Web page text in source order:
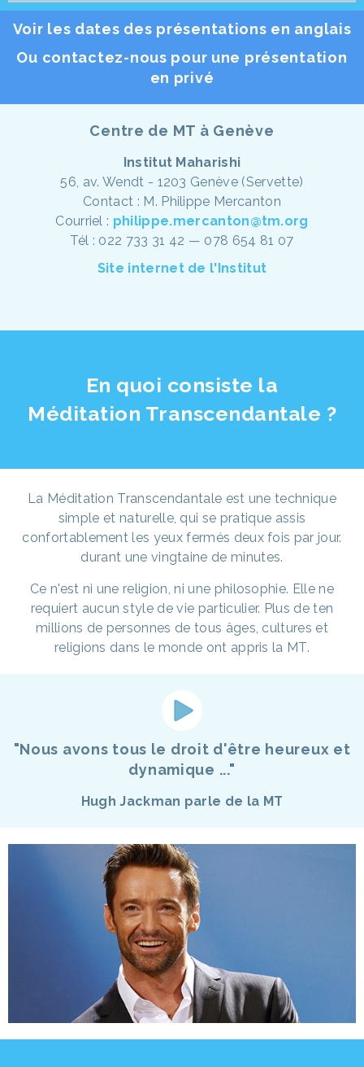
Voir les dates des présentations en anglais
Ou contactez-nous pour une présentation
en privé
Centre de MT à Genève
Institut Maharishi
56, av. Wendt - 1203 Genève (Servette)
Contact : M. Philippe Mercanton
Courriel : philippe.mercanton@tm.org
Tél : 022 733 31 42 — 078 654 81 07
Site internet de l'Institut
En quoi consiste la
Méditation Transcendantale ?
La Méditation Transcendantale est une technique
simple et naturelle, qui se pratique assis
confortablement les yeux fermés deux fois par jour.
durant une vingtaine de minutes.
Ce n'est ni une religion, ni une philosophie. Elle ne
requiert aucun style de vie particulier. Plus de ten
millions de personnes de tous âges, cultures et
religions dans le monde ont appris la MT.
"Nous avons tous le droit d'être heureux et
dynamique ..."
Hugh Jackman parle de la MT